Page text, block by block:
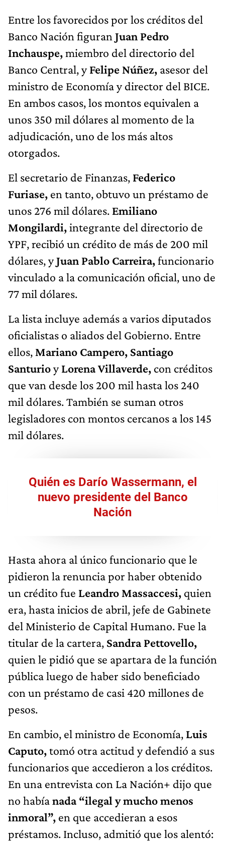
Entre los favorecidos por los créditos del
Banco Nación figuran Juan Pedro
Inchauspe,miembro del directorio del
Banco Central, yFelipe Núñez, asesor del
ministro de Economía y director del BICE.
En ambos casos, los montos equivalen a
unos 350 mil dólares al momento de la
adjudicación, uno de los más altos
otorgados.
El secretario de Finanzas, Federico
Furiase, en tanto, obtuvo un préstamo de
unos 276 mil dólares. Emiliano
Mongilardi,integrante del directorio de
YPF, recibió un crédito de más de 200 mil
dólares, yJuan Pablo Carreira,funcionario
vinculado a la comunicación oficial, uno de
77 mil dólares.
La lista incluye además a varios diputados
oficialistas o aliados del Gobierno. Entre
ellos, Mariano Campero, Santiago
SanturioyLorena Villaverde, con créditos
que van desde los 200 mil hasta los 240
mil dólares. También se suman otros
legisladores con montos cercanos a los 145
mil dólares.
Quién es Darío Wassermann, el
nuevo presidente del Banco
Nación
Hasta ahora al único funcionario que le
pidieron la renuncia por haber obtenido
un crédito fue Leandro Massaccesi, quien
era, hasta inicios de abril, jefe de Gabinete
del Ministerio de Capital Humano. Fue la
titular de la cartera, Sandra Pettovello,
quien le pidió que se apartara de la función
pública luego de haber sido beneficiado
con un préstamo de casi 420 millones de
pesos.
En cambio, el ministro de Economía, Luis
Caputo,tomó otra actitud y defendió a sus
funcionarios que accedieron a los créditos.
En una entrevista con La Nación+ dijo que
no habíanada “ilegal y mucho menos
inmoral”, en que accedieran a esos
préstamos. Incluso, admitió que los alentó: